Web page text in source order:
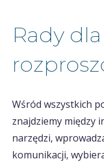
Rady
Wśród wszystkich
znajdziemy między
narzędzi,
komunikacji,